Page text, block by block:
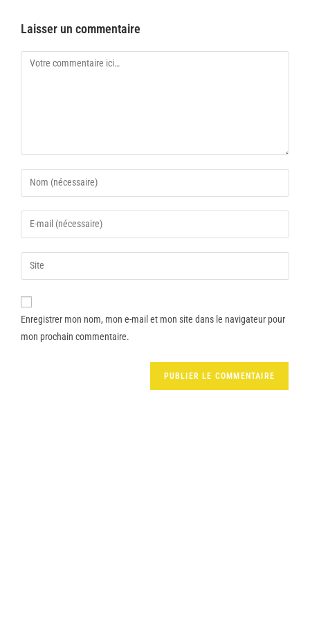
Laisser un commentaire
Enregistrer mon nom, mon e-mail et mon site dans le navigateur pour
mon prochain commentaire.